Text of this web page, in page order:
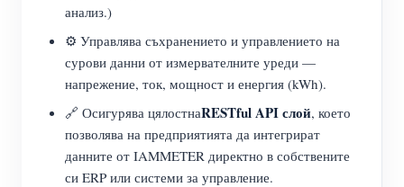
анализ.)
⚙️ Управлява съхранението и управлението на
сурови данни от измервателните уреди —
напрежение, ток, мощност и енергия (kWh).
🔗 Осигурява цялостнаRESTful API слой, което
позволява на предприятията да интегрират
данните от IAMMETER директно в собствените
си ERP или системи за управление.